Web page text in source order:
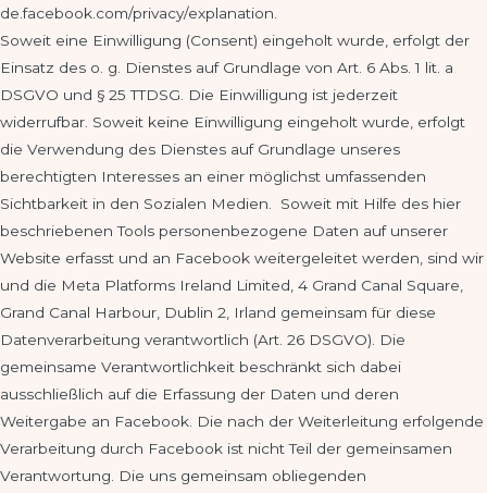
de.facebook.com/privacy/explanation.
Soweit eine Einwilligung (Consent) eingeholt wurde, erfolgt der
Einsatz des o. g. Dienstes auf Grundlage von Art. 6 Abs. 1 lit. a
DSGVO und § 25 TTDSG. Die Einwilligung ist jederzeit
widerrufbar. Soweit keine Einwilligung eingeholt wurde, erfolgt
die Verwendung des Dienstes auf Grundlage unseres
berechtigten Interesses an einer möglichst umfassenden
Sichtbarkeit in den Sozialen Medien. Soweit mit Hilfe des hier
beschriebenen Tools personenbezogene Daten auf unserer
Website erfasst und an Facebook weitergeleitet werden, sind wir
und die Meta Platforms Ireland Limited, 4 Grand Canal Square,
Grand Canal Harbour, Dublin 2, Irland gemeinsam für diese
Datenverarbeitung verantwortlich (Art. 26 DSGVO). Die
gemeinsame Verantwortlichkeit beschränkt sich dabei
ausschließlich auf die Erfassung der Daten und deren
Weitergabe an Facebook. Die nach der Weiterleitung erfolgende
Verarbeitung durch Facebook ist nicht Teil der gemeinsamen
Verantwortung. Die uns gemeinsam obliegenden